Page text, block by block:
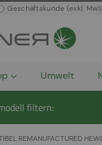
Geschäftskunde (exkl.
Umwelt
filtern:
REMANUFACTURED